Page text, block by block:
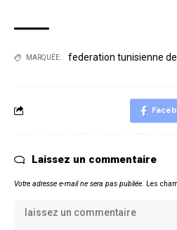
MARQUÉE: federation tunisienne de
Laissez un commentaire
Votre adresse e-mail ne sera pas publiée. Les